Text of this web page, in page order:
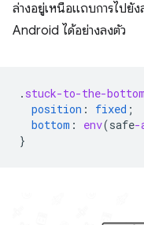
ล่างอยู่เหนือแถบการไปยั
Android ได้อย่างลงตัว
. stuck-to-the-
position : fixed ;
bottom : env(safe-
}